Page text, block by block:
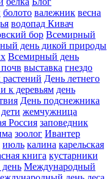
болото валежник весна
водопад Кивач
бор Всемирный
день дикой природы
Всемирный день
выставка гнездо
День летнего
к деревьям день
День подснежника
дети жемчужница
Россия заповедник
зоолог Ивантер
июль калина карельская
книга кустарники
Международный